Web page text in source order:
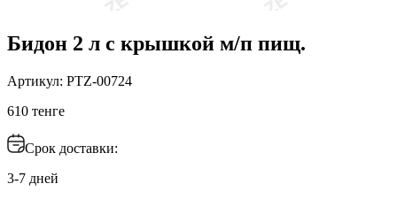
Бидон 2 л с крышкой м/п пищ.
Артикул: PTZ-00724
610 тенге
Срок доставки:
3-7 дней